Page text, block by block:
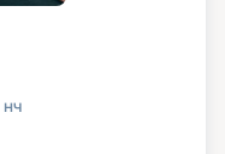
нч